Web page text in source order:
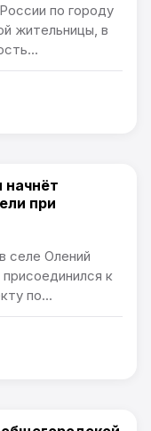
по городу
жительницы, в
начнёт
при
селе Олений
к
по...